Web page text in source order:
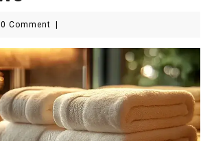
0 Comment